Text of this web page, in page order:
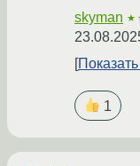
skyman
Показать
1